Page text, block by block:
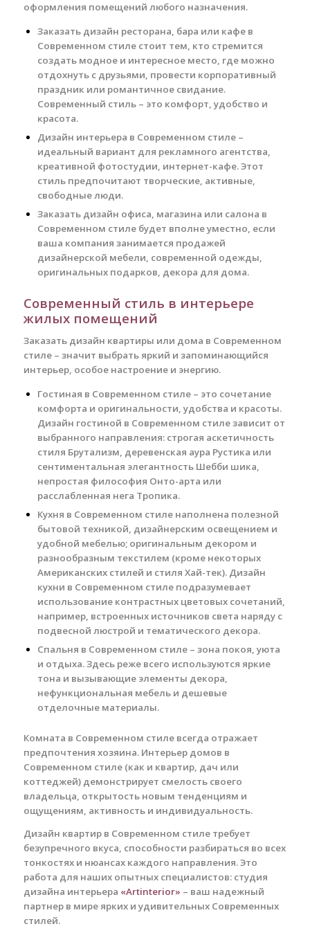
оформления помещений любого назначения.
Заказать дизайн ресторана, бара или кафе в
Современном стиле стоит тем, кто стремится
создать модное и интересное место, где можно
отдохнуть с друзьями, провести корпоративный
праздник или романтичное свидание.
Современный стиль – это комфорт, удобство и
красота.
Дизайн интерьера в Современном стиле –
идеальный вариант для рекламного агентства,
креативной фотостудии, интернет-кафе. Этот
стиль предпочитают творческие, активные,
свободные люди.
Заказать дизайн офиса, магазина или салона в
Современном стиле будет вполне уместно, если
ваша компания занимается продажей
дизайнерской мебели, современной одежды,
оригинальных подарков, декора для дома.
Современный стиль в интерьере
жилых помещений
Заказать дизайн квартиры или дома в Современном
стиле – значит выбрать яркий и запоминающийся
интерьер, особое настроение и энергию.
Гостиная в Современном стиле – это сочетание
комфорта и оригинальности, удобства и красоты.
Дизайн гостиной в Современном стиле зависит от
выбранного направления: строгая аскетичность
стиля Брутализм, деревенская аура Рустика или
сентиментальная элегантность Шебби шика,
непростая философия Онто-арта или
расслабленная нега Тропика.
Кухня в Современном стиле наполнена полезной
бытовой техникой, дизайнерским освещением и
удобной мебелью; оригинальным декором и
разнообразным текстилем (кроме некоторых
Американских стилей и стиля Хай-тек). Дизайн
кухни в Современном стиле подразумевает
использование контрастных цветовых сочетаний,
например, встроенных источников света наряду с
подвесной люстрой и тематического декора.
Спальня в Современном стиле – зона покоя, уюта
и отдыха. Здесь реже всего используются яркие
тона и вызывающие элементы декора,
нефункциональная мебель и дешевые
отделочные материалы.
Комната в Современном стиле всегда отражает
предпочтения хозяина. Интерьер домов в
Современном стиле (как и квартир, дач или
коттеджей) демонстрирует смелость своего
владельца, открытость новым тенденциям и
ощущениям, активность и индивидуальность.
Дизайн квартир в Современном стиле требует
безупречного вкуса, способности разбираться во всех
тонкостях и нюансах каждого направления. Это
работа для наших опытных специалистов: студия
дизайна интерьера «Artinterior» – ваш надежный
партнер в мире ярких и удивительных Современных
стилей.